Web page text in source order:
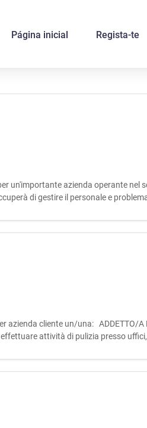
Página inicial Regista-te
un'importante azienda operante nel
di gestire il personale e
azienda cliente un/una: ADDETTO/A
attività di pulizia presso